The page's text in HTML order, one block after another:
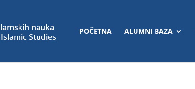
POČETNA ALUMNI BAZA